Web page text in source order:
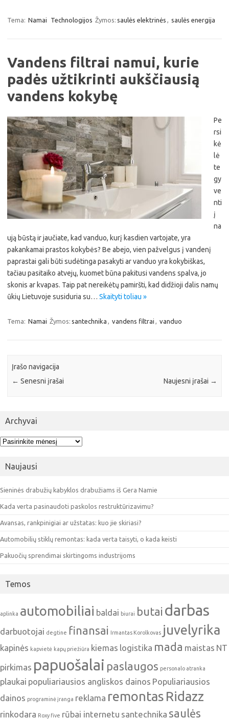
Tema: Namai Technologijos Žymos: saulės elektrinės , saulės energija
Vandens filtrai namui, kurie
padės užtikrinti aukščiausią
vandens kokybę
Pe
rsi
kė
lė
te
gy
ve
nti
į
na
ują būstą ir jaučiate, kad vanduo, kurį kasdien vartojate, yra
pakankamai prastos kokybės? Be abejo, vien pažvelgus į vandenį
paprastai gali būti sudėtinga pasakyti ar vanduo yra kokybiškas,
tačiau pasitaiko atvejų, kuomet būna pakitusi vandens spalva, jo
skonis ar kvapas. Taip pat nereikėtų pamiršti, kad didžioji dalis namų
ūkių Lietuvoje susiduria su… Skaityti toliau »
Tema: Namai Žymos: santechnika , vandens filtrai , vanduo
Įrašo navigacija
← Senesni įrašai Naujesni įrašai →
Archyvai
Archyvai
Naujausi
Sieninės drabužių kabyklos drabužiams iš Gera Namie
Kada verta pasinaudoti paskolos restruktūrizavimu?
Avansas, rankpinigiai ar užstatas: kuo jie skiriasi?
Automobilių stiklų remontas: kada verta taisyti, o kada keisti
Pakuočių sprendimai skirtingoms industrijoms
Temos
aplinka automobiliai baldai biurai butai darbas
darbuotojai degtine finansai Irmantas Korolkovas juvelyrika
kapinės kapvietė kapų priežiūra kiemas logistika mada maistas NT
pirkimas papuošalai paslaugos personalo atranka
plaukai populiariausios angliskos dainos Populiariausios
dainos programinė įranga reklama remontas Ridazz
rinkodara Roxy five rūbai internetu santechnika saulės